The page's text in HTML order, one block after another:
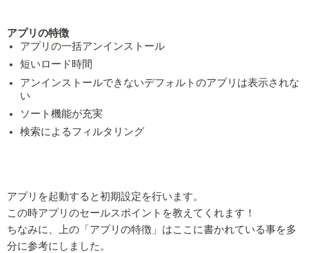
アプリの特徴
アプリの一括アンインストール
短いロード時間
アンインストールできないデフォルトのアプリは表示されな
い
ソート機能が充実
検索によるフィルタリング
アプリを起動すると初期設定を行います。
この時アプリのセールスポイントを教えてくれます！
ちなみに、上の「アプリの特徴」はここに書かれている事を多
分に参考にしました。